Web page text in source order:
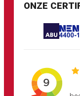
ONZE